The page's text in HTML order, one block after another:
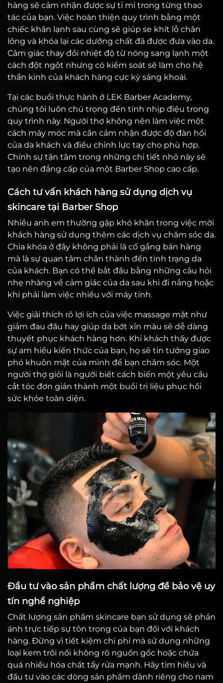
hàng sẽ cảm nhận được sự tỉ mỉ trong từng thao
tác của bạn. Việc hoàn thiện quy trình bằng một
chiếc khăn lạnh sau cùng sẽ giúp se khít lỗ chân
lông và khóa lại các dưỡng chất đã được đưa vào da.
Cảm giác thay đổi nhiệt độ từ nóng sang lạnh một
cách đột ngột nhưng có kiểm soát sẽ làm cho hệ
thần kinh của khách hàng cực kỳ sảng khoái.
Tại các buổi thực hành ở LEK Barber Academy,
chúng tôi luôn chú trọng đến tính nhịp điệu trong
quy trình này. Người thợ không nên làm việc một
cách máy móc mà cần cảm nhận được độ đàn hồi
của da khách và điều chỉnh lực tay cho phù hợp.
Chính sự tận tâm trong những chi tiết nhỏ này sẽ
tạo nên đẳng cấp của một Barber Shop cao cấp.
Cách tư vấn khách hàng sử dụng dịch vụ
skincare tại Barber Shop
Nhiều anh em thường gặp khó khăn trong việc mời
khách hàng sử dụng thêm các dịch vụ chăm sóc da.
Chìa khóa ở đây không phải là cố gắng bán hàng
mà là sự quan tâm chân thành đến tình trạng da
của khách. Bạn có thể bắt đầu bằng những câu hỏi
nhẹ nhàng về cảm giác của da sau khi đi nắng hoặc
khi phải làm việc nhiều với máy tính.
Việc giải thích rõ lợi ích của việc massage mặt như
giảm đau đầu hay giúp da bớt xỉn màu sẽ dễ dàng
thuyết phục khách hàng hơn. Khi khách thấy được
sự am hiểu kiến thức của bạn, họ sẽ tin tưởng giao
phó khuôn mặt của mình để bạn chăm sóc. Một
người thợ giỏi là người biết cách biến một yêu cầu
cắt tóc đơn giản thành một buổi trị liệu phục hồi
sức khỏe toàn diện.
Đầu tư vào sản phẩm chất lượng để bảo vệ uy
tín nghề nghiệp
Chất lượng sản phẩm skincare bạn sử dụng sẽ phản
ánh trực tiếp sự tôn trọng của bạn đối với khách
hàng. Đừng vì tiết kiệm chi phí mà sử dụng những
loại kem trôi nổi không rõ nguồn gốc hoặc chứa
quá nhiều hóa chất tẩy rửa mạnh. Hãy tìm hiểu và
đầu tư vào các dòng sản phẩm dành riêng cho nam